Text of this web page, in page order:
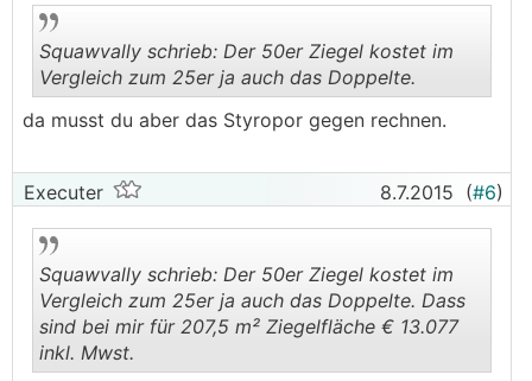
Squawvally schrieb: Der 50er Ziegel kostet im
Vergleich zum 25er ja auch das Doppelte.
da musst du aber das Styropor gegen rechnen.
Executer 8.7.2015 (#6)
..
Squawvally schrieb: Der 50er Ziegel kostet im
Vergleich zum 25er ja auch das Doppelte. Dass
sind bei mir für 207,5 m² Ziegelfläche € 13.077
inkl. Mwst.